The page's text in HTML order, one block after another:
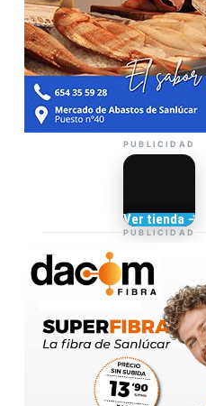
PUBLICIDAD
Camisetas de
Ver tienda →
PUBLICIDAD